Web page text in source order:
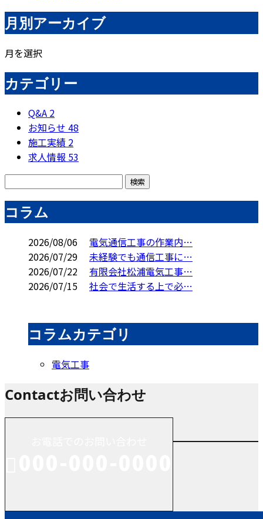
月別アーカイブ
月を選択
カテゴリー
Q&A 2
お知らせ 48
施工実績 2
求人情報 53
コラム
2026/08/06
電気通信工事の作業内…
2026/07/29
未経験でも通信工事に…
2026/07/22
有限会社松浦電気工事…
2026/07/15
社会で生活する上で必…
コラムカテゴリ
電気工事
Contactお問い合わせ